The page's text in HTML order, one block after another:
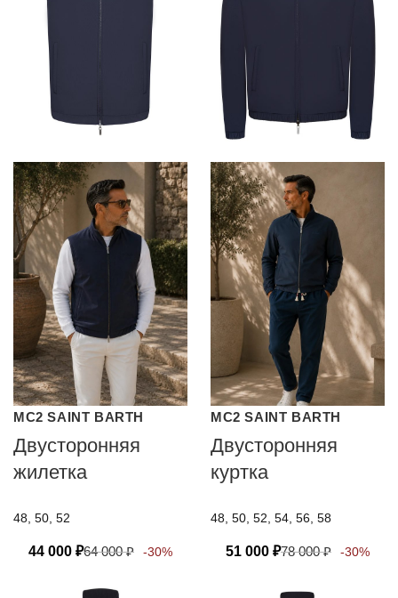
MC2 SAINT BARTH
Двусторонняя
жилетка
48, 50, 52
44 000 ₽64 000₽ -30%
MC2 SAINT BARTH
Двусторонняя
куртка
48, 50, 52, 54, 56, 58
51 000 ₽78 000₽ -30%